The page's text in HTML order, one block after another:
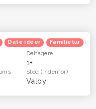
Date idéer Familietur
Deltagere
1+
Sted(Indenfor)
Valby